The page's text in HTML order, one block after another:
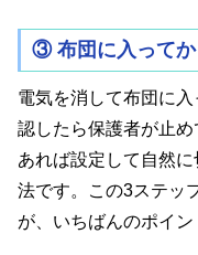
③ 布団に入ってか
電気を消して布団に
認したら保護者が止
あれば設定して自然
法です。この3ステッ
が、いちばんのポイン